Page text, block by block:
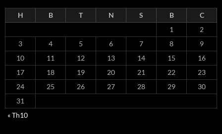
H B T N S B
C
1
2
3
4 5 6 7 8
9
10
11 12 13 14 15
16
17
18 19 20 21 22
23
24
25 26 27 28 29
30
31
« Th10